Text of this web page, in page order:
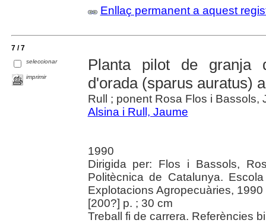
Enllaç permanent a aquest
7 / 7
seleccionar
imprimir
Planta pilot de granja
d'orada (sparus auratus)
Rull ; ponent Rosa Flos i Bassols,
Alsina i Rull, Jaume
1990
Dirigida per: Flos i Bassols,
Politècnica de Catalunya.
Explotacions Agropecuàries, 1990
[200?] p. ; 30 cm
Treball fi de carrera. Referències